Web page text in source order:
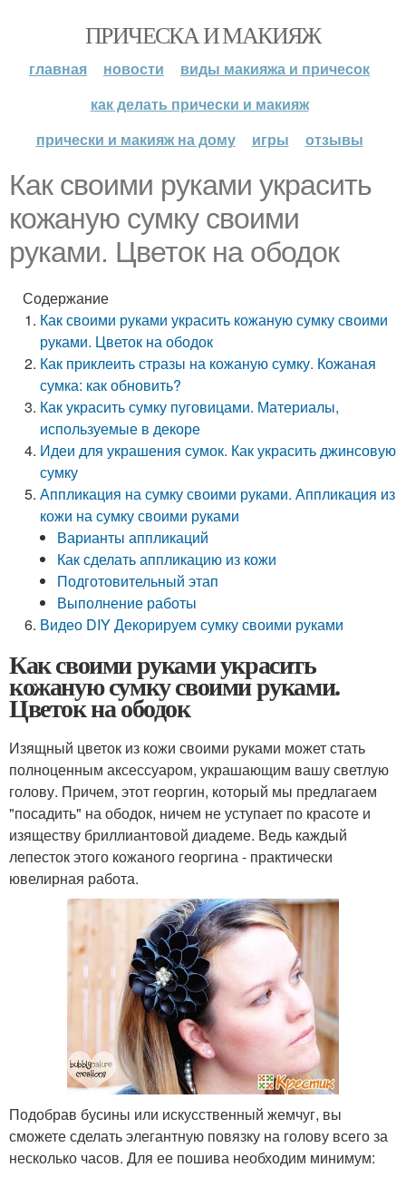
ПРИЧЕСКА И МАКИЯЖ
главная новости
виды макияжа и причесок
как делать прически и макияж
прически и макияж на дому
игры отзывы
Как своими руками украсить
кожаную сумку своими
руками. Цветок на ободок
Содержание
Как своими руками украсить кожаную сумку своими
руками. Цветок на ободок
Как приклеить стразы на кожаную сумку. Кожаная
сумка: как обновить?
Как украсить сумку пуговицами. Материалы,
используемые в декоре
Идеи для украшения сумок. Как украсить джинсовую
сумку
Аппликация на сумку своими руками. Аппликация из
кожи на сумку своими руками
Варианты аппликаций
Как сделать аппликацию из кожи
Подготовительный этап
Выполнение работы
Видео DIY Декорируем сумку своими руками
Как своими руками украсить
кожаную сумку своими руками.
Цветок на ободок
Изящный цветок из кожи своими руками может стать
полноценным аксессуаром, украшающим вашу светлую
голову. Причем, этот георгин, который мы предлагаем
"посадить" на ободок, ничем не уступает по красоте и
изяществу бриллиантовой диадеме. Ведь каждый
лепесток этого кожаного георгина - практически
ювелирная работа.
Подобрав бусины или искусственный жемчуг, вы
сможете сделать элегантную повязку на голову всего за
несколько часов. Для ее пошива необходим минимум: